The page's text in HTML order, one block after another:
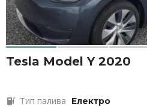
Tesla Model Y 2020
Тип палива Електро